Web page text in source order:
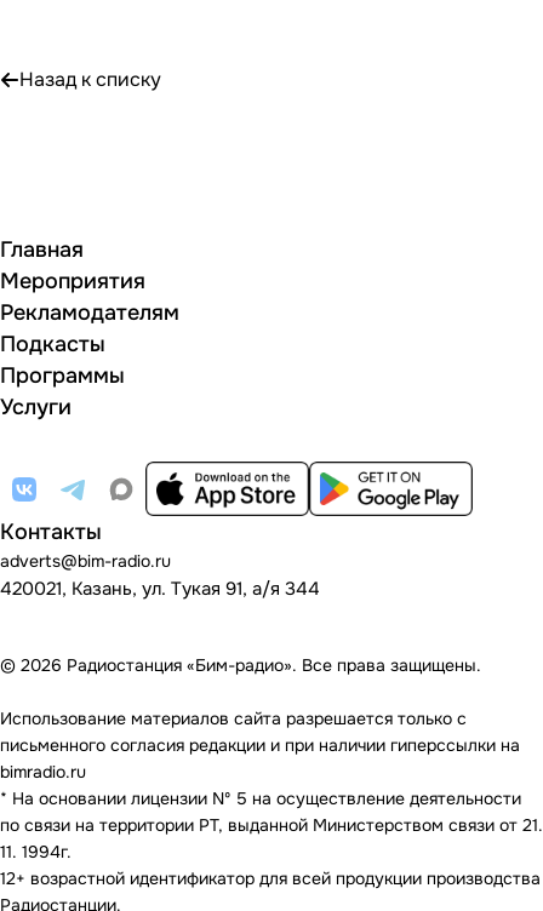
Назад к списку
Главная
Мероприятия
Рекламодателям
Подкасты
Программы
Услуги
Контакты
adverts@bim-radio.ru
420021, Казань, ул. Тукая 91, а/я 344
© 2026 Радиостанция «Бим-радио». Все права защищены.
Использование материалов сайта разрешается только с
письменного согласия редакции и при наличии гиперссылки на
bimradio.ru
* На основании лицензии Nº 5 на осуществление деятельности
по связи на территории РТ, выданной Министерством связи от 21.
11. 1994г.
12+ возрастной идентификатор для всей продукции производства
Радиостанции.